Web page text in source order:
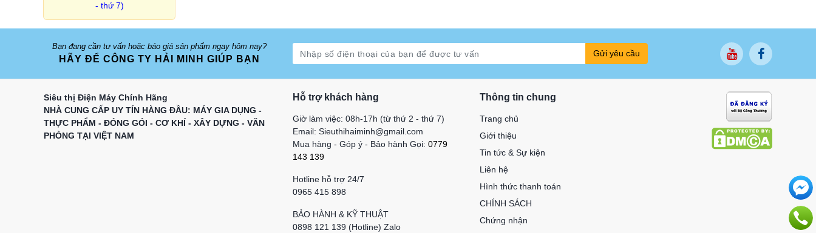
- thứ 7)
Bạn đang cần tư vấn hoặc báo giá sản phẩm ngay hôm nay?
HÃY ĐỂ CÔNG TY HẢI MINH GIÚP BẠN
Gửi yêu cầu
Siêu thị Điện Máy Chính Hãng
NHÀ CUNG CẤP UY TÍN HÀNG ĐẦU: MÁY GIA DỤNG -
THỰC PHẨM - ĐÓNG GÓI - CƠ KHÍ - XÂY DỰNG - VĂN
PHÒNG TẠI VIỆT NAM
Hỗ trợ khách hàng
Giờ làm việc: 08h-17h (từ thứ 2 - thứ 7)
Email: Sieuthihaiminh@gmail.com
Mua hàng - Góp ý - Bảo hành Gọi: 0779
143 139
Hotline hỗ trợ 24/7
0965 415 898
BẢO HÀNH & KỸ THUẬT
0898 121 139 (Hotline) Zalo
Thông tin chung
Trang chủ
Giới thiệu
Tin tức & Sự kiện
Liên hệ
Hình thức thanh toán
CHÍNH SÁCH
Chứng nhận